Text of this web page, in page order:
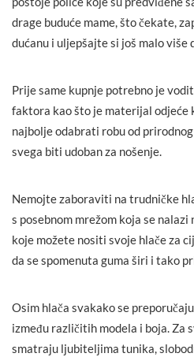
drage buduće mame, što čekate,
dućanu i uljepšajte si još malo više
Prije same kupnje potrebno je
faktora kao što je materijal odjeće
najbolje odabrati robu od
svega biti udoban za nošenje.
Nemojte zaboraviti na trudničke
s posebnom mrežom koja se
koje možete nositi svoje hlače za
da se spomenuta guma širi i tako
Osim hlača svakako se
između različitih modela i boja. Za
smatraju ljubiteljima tunika,